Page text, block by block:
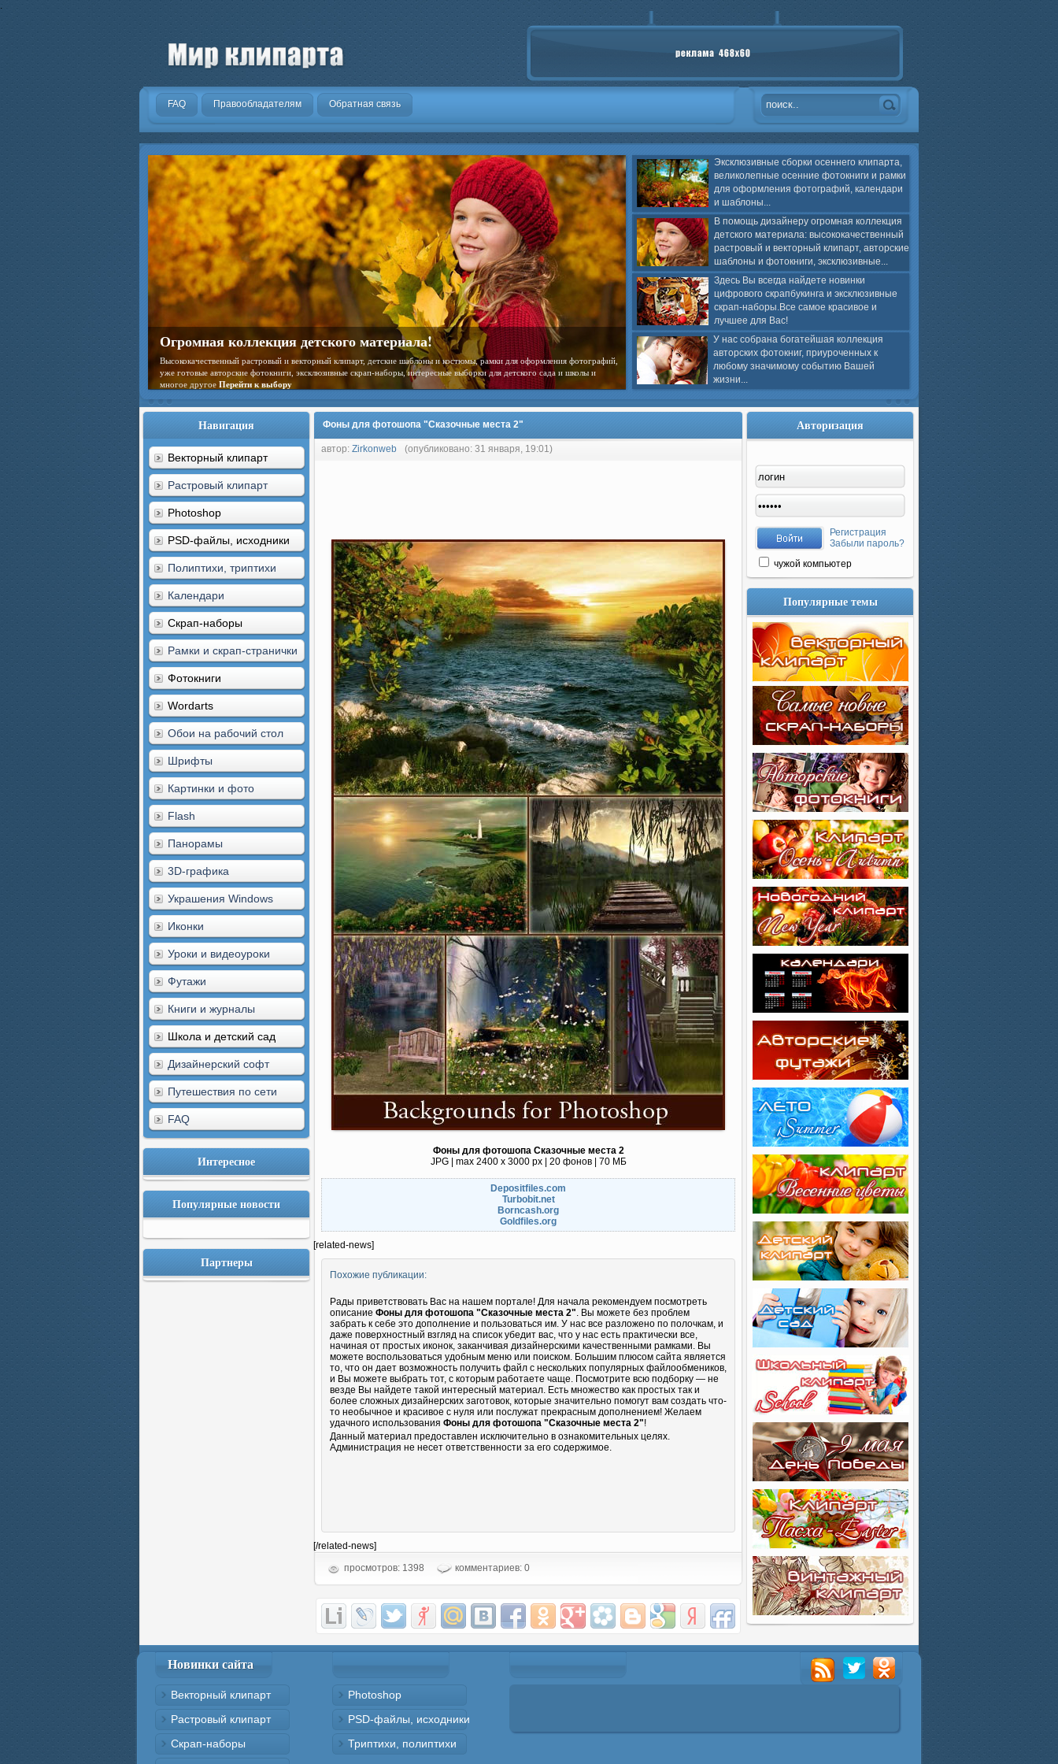
.
FAQ Правообладателям Обратная связь
Эксклюзивные сборки осеннего клипарта,
великолепные осенние фотокниги и рамки
для оформления фотографий, календари
и шаблоны...
В помощь дизайнеру огромная коллекция
детского материала: высококачественный
растровый и векторный клипарт, авторские
шаблоны и фотокниги, эксклюзивные...
Здесь Вы всегда найдете новинки
цифрового скрапбукинга и эксклюзивные
скрап-наборы.Все самое красивое и
лучшее для Вас!
У нас собрана богатейшая коллекция
авторских фотокниг, приуроченных к
любому значимому событию Вашей
жизни...
Огромная коллекция детского материала!
Высококачественный растровый и векторный клипарт, детские шаблоны и костюмы, рамки для оформления фотографий,
уже готовые авторские фотокниги, эксклюзивные скрап-наборы, интересные выборки для детского сада и школы и
многое другое Перейти к выбору
Навигация
Векторный клипарт
Растровый клипарт
Photoshop
PSD-файлы, исходники
Полиптихи, триптихи
Календари
Скрап-наборы
Рамки и скрап-странички
Фотокниги
Wordarts
Обои на рабочий стол
Шрифты
Картинки и фото
Flash
Панорамы
3D-графика
Украшения Windows
Иконки
Уроки и видеоуроки
Футажи
Книги и журналы
Школа и детский сад
Дизайнерский софт
Путешествия по сети
FAQ
Интересное
Популярные новости
Партнеры
Фоны для фотошопа "Сказочные места 2"
автор: Zirkonweb (опубликовано: 31 января, 19:01)
Фоны для фотошопа Сказочные места 2
JPG | max 2400 x 3000 px | 20 фонов | 70 МБ
Depositfiles.com
Turbobit.net
Borncash.org
Goldfiles.org
[related-news]
Похожие публикации:
Рады приветствовать Вас на нашем портале! Для начала рекомендуем посмотреть
описание Фоны для фотошопа "Сказочные места 2". Вы можете без проблем
забрать к себе это дополнение и пользоваться им. У нас все разложено по полочкам, и
даже поверхностный взгляд на список убедит вас, что у нас есть практически все,
начиная от простых иконок, заканчивая дизайнерскими качественными рамками. Вы
можете воспользоваться удобным меню или поиском. Большим плюсом сайта является
то, что он дает возможность получить файл с нескольких популярных файлообмеников,
и Вы можете выбрать тот, с которым работаете чаще. Посмотрите всю подборку — не
везде Вы найдете такой интересный материал. Есть множество как простых так и
более сложных дизайнерских заготовок, которые значительно помогут вам создать что-
то необычное и красивое с нуля или послужат прекрасным дополнением! Желаем
удачного использования Фоны для фотошопа "Сказочные места 2"!
Данный материал предоставлен исключительно в ознакомительных целях.
Администрация не несет ответственности за его содержимое.
[/related-news]
просмотров: 1398
комментариев: 0
Авторизация
Регистрация
Забыли пароль?
чужой компьютер
Популярные темы
Новинки сайта
Векторный клипарт
Растровый клипарт
Скрап-наборы
Photoshop
PSD-файлы, исходники
Триптихи, полиптихи